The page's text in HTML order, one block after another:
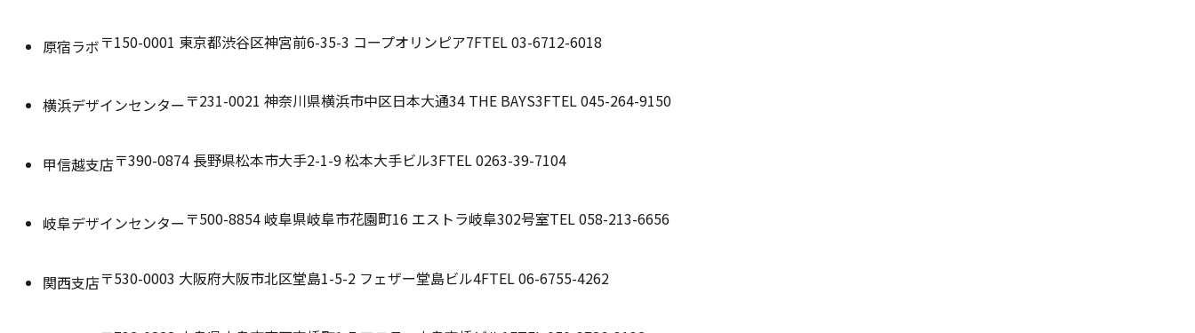
原宿ラボ〒150-0001 東京都渋谷区神宮前6-35-3 コープオリンピア7FTEL 03-6712-6018
横浜デザインセンター 〒231-0021 神奈川県横浜市中区日本大通34 THE BAYS3FTEL 045-264-9150
甲信越支店〒390-0874 長野県松本市大手2-1-9 松本大手ビル3FTEL 0263-39-7104
岐阜デザインセンター 〒500-8854岐阜県岐阜市花園町16 エストラ岐阜302号室TEL 058-213-6656
関西支店〒530-0003 大阪府大阪市北区堂島1-5-2 フェザー堂島ビル4FTEL 06-6755-4262